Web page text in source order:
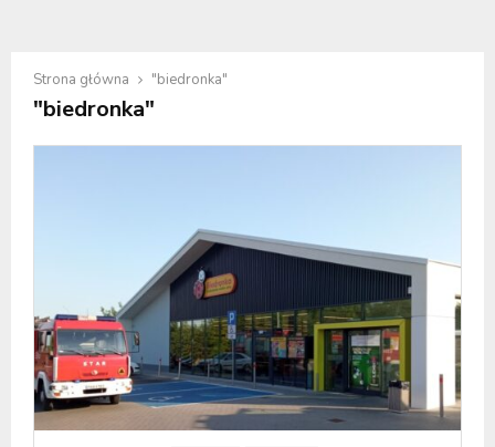
Strona główna "biedronka"
"biedronka"